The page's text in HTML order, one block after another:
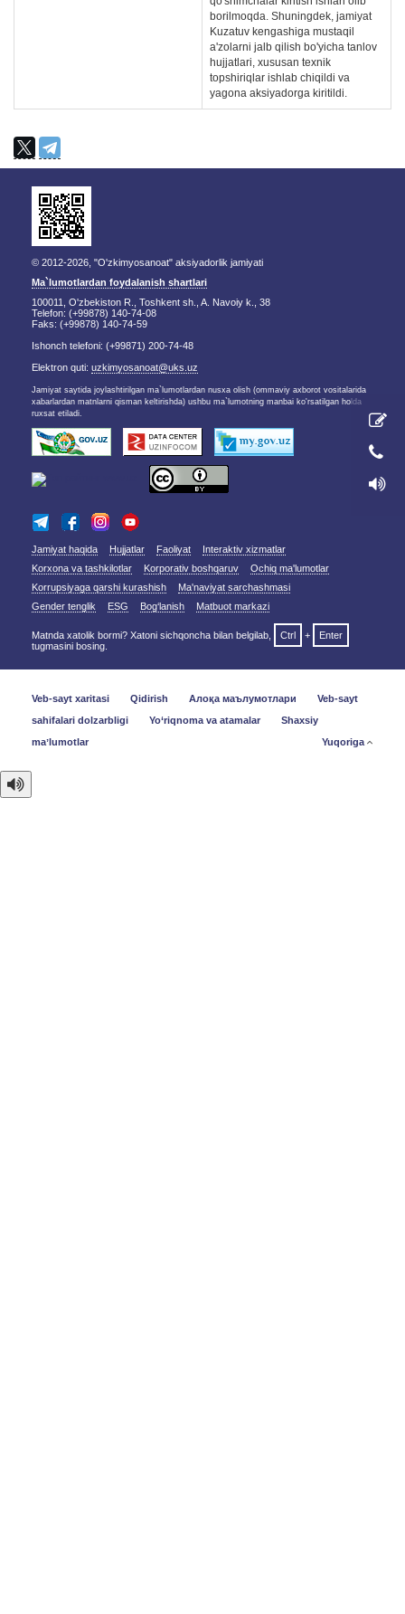
borilmoqda. Shuningdek, jamiyat
Kuzatuv kengashiga mustaqil
a'zolarni jalb qilish bo'yicha tanlov
hujjatlari, xususan texnik
topshiriqlar ishlab chiqildi va
yagona aksiyadorga kiritildi.
© 2012-2026, "O'zkimyosanoat" aksiyadorlik jamiyati
Ma`lumotlardan foydalanish shartlari
100011, O'zbekiston R., Toshkent sh., A. Navoiy k., 38
Telefon: (+99878) 140-74-08
Faks: (+99878) 140-74-59
Ishonch telefoni: (+99871) 200-74-48
Elektron quti: uzkimyosanoat@uks.uz
Jamiyat saytida joylashtirilgan ma`lumotlardan nusxa olish (ommaviy axborot vositalarida
xabarlardan matnlarni qisman keltirishda) ushbu ma`lumotning manbai ko'rsatilgan holda
ruxsat etiladi.
Jamiyat haqida Hujjatlar Faoliyat
Interaktiv xizmatlar
Korxona va tashkilotlar
Korporativ boshqaruv
Ochiq ma'lumotlar
Korrupsiyaga qarshi kurashish
Ma'naviyat sarchashmasi
Gender tenglik
ESG Bog‘lanish Matbuot markazi
Matnda xatolik bormi? Xatoni sichqoncha bilan belgilab, Ctrl +
Enter
tugmasini bosing.
Veb-sayt xaritasi Qidirish Алоқа маълумотлари
Veb-sayt
sahifalari dolzarbligi
Yo‘riqnoma va atamalar
Shaxsiy
maʼlumotlar
Yuqoriga